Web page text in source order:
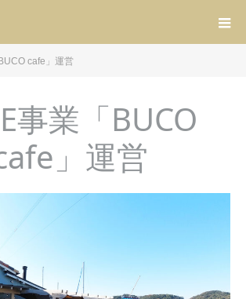
cafe」運営
事業「BUCO
」運営